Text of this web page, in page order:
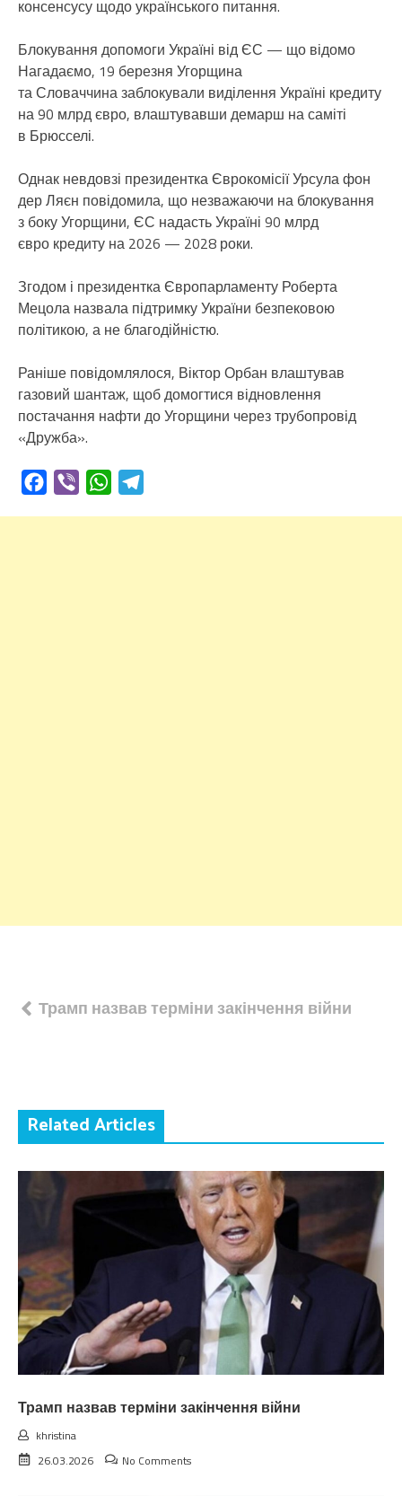
консенсусу щодо українського питання.
Блокування допомоги Україні від ЄС — що відомо
Нагадаємо, 19 березня Угорщина
та Словаччина заблокували виділення Україні кредиту
на 90 млрд євро, влаштувавши демарш на саміті
в Брюсселі.
Однак невдовзі президентка Єврокомісії Урсула фон
дер Ляєн повідомила, що незважаючи на блокування
з боку Угорщини, ЄС надасть Україні 90 млрд
євро кредиту на 2026 — 2028 роки.
Згодом і президентка Європарламенту Роберта
Мецола назвала підтримку України безпековою
політикою, а не благодійністю.
Раніше повідомлялося, Віктор Орбан влаштував
газовий шантаж, щоб домогтися відновлення
постачання нафти до Угорщини через трубопровід
«Дружба».
Facebook
Viber WhatsApp
Навігація
Трамп назвав терміни закінчення війни
Related Articles
Трамп назвав терміни закінчення війни
khristina
26.03.2026
No Comments